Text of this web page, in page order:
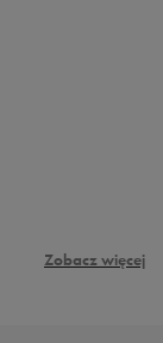
Zobacz więcej